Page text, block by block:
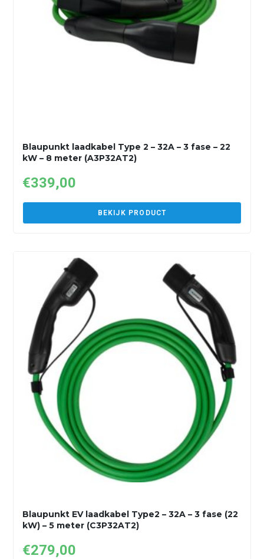
Blaupunkt laadkabel Type 2 – 32A – 3 fase – 22
kW – 8 meter (A3P32AT2)
€339,00
BEKIJK PRODUCT
Blaupunkt EV laadkabel Type2 – 32A – 3 fase (22
kW) – 5 meter (C3P32AT2)
€279,00